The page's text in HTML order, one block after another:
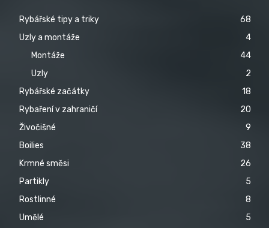
Rybářské tipy a triky
68
Uzly a montáže
4
Montáže
44
Uzly
2
Rybářské začátky
18
Rybaření v zahraničí
20
Živočišné
9
Boilies
38
Krmné směsi
26
Partikly
5
Rostlinné
8
Umělé
5